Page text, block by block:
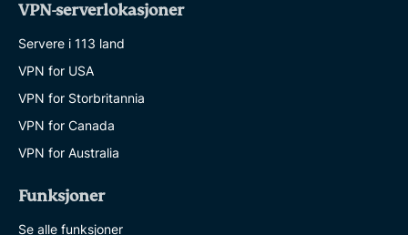
VPN-serverlokasjoner
Servere i 113 land
VPN for USA
VPN for Storbritannia
VPN for Canada
VPN for Australia
Funksjoner
Se alle funksjoner